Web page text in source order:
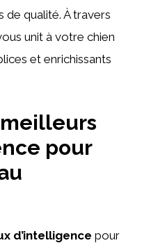
qualité. À travers
unit à votre chien
et enrichissants
pour
d’intelligence pour